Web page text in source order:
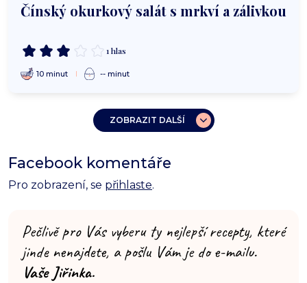
Čínský okurkový salát s mrkví a zálivkou
1 hlas
10 minut -- minut
ZOBRAZIT DALŠÍ
Facebook komentáře
Pro zobrazení, se přihlaste.
Pečlivě pro Vás vyberu ty nejlepší recepty, které
jinde nenajdete, a pošlu Vám je do e-mailu.
Vaše Jiřinka.